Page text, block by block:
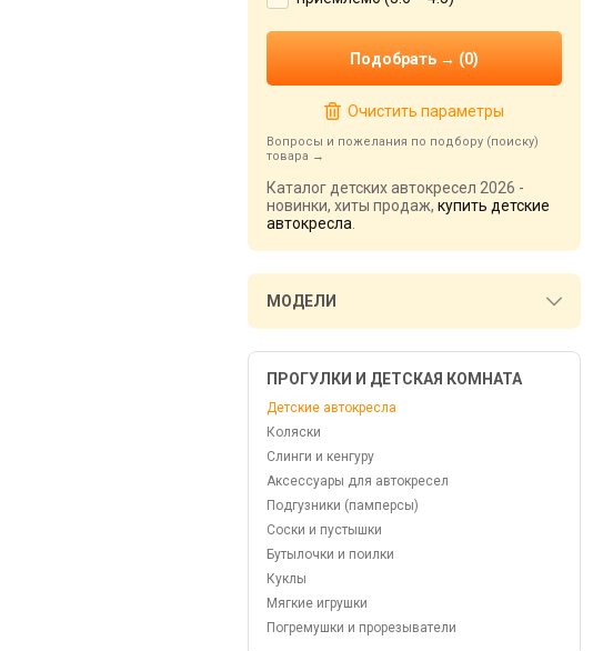
Очистить параметры
Вопросы и пожелания по подбору (поиску)
товара
Каталог детских автокресел 2026 -
новинки, хиты продаж, купить детские
автокресла
МОДЕЛИ
ПРОГУЛКИ И ДЕТСКАЯ КОМНАТА
Детские автокресла
Коляски
Слинги и кенгуру
Аксессуары для автокресел
Подгузники (памперсы)
Соски и пустышки
Бутылочки и поилки
Куклы
Мягкие игрушки
Погремушки и прорезыватели